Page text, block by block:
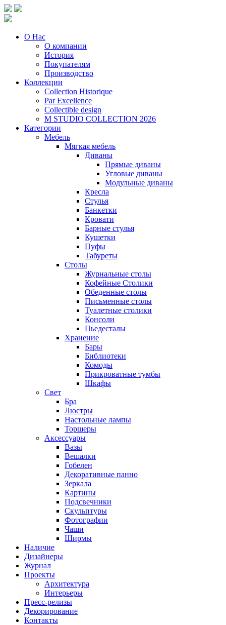
О Нас
О компании
История
Покупателям
Производство
Коллекции
Collection Historique
Par Excellence
Collectible design
M STUDIO COLLECTION 2026
Категории
Мебель
Мягкая мебель
Диваны
Прямые диваны
Угловые диваны
Модульные диваны
Кресла
Стулья
Банкетки
Кровати
Барные стулья
Кушетки
Пуфы
Табуреты
Столы
Журнальные столы
Кофейные Столики
Обеденные столы
Письменные столы
Туалетные столики
Консоли
Пьедесталы
Хранение
Бары
Библиотеки
Комоды
Прикроватные тумбы
Шкафы
Свет
Бра
Люстры
Настольные лампы
Торшеры
Аксессуары
Вазы
Вешалки
Гобелен
Декоративные панно
Зеркала
Картины
Подсвечники
Скульптуры
Фотографии
Чаши
Ширмы
Наличие
Дизайнеры
Журнал
Проекты
Архитектура
Интерьеры
Пресс-релизы
Декорирование
Контакты